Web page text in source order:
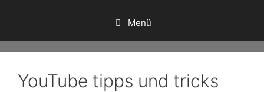
Menü
YouTube tipps und tricks